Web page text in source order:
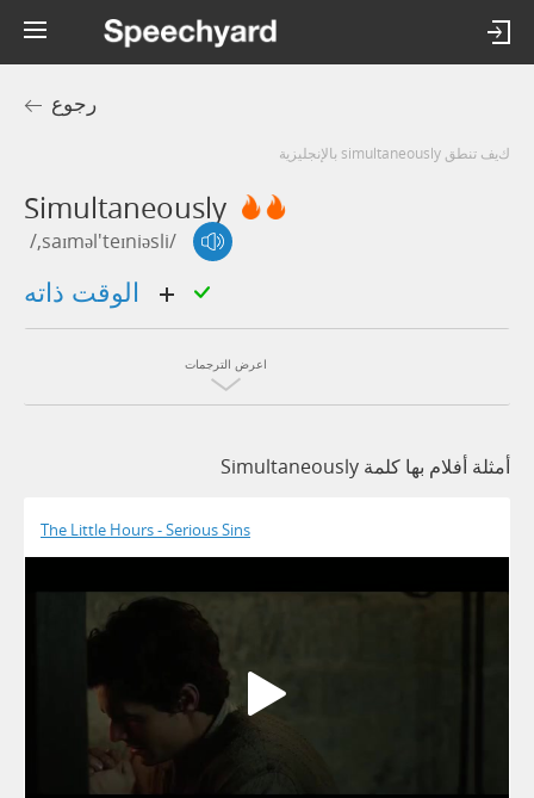
رجوع
كيف تنطق simultaneously بالإنجليزية
Simultaneously
/,saɪməl'teɪniəsli/
اعرض الترجمات
أمثلة أفلام بها كلمة Simultaneously
The Little Hours - Serious Sins